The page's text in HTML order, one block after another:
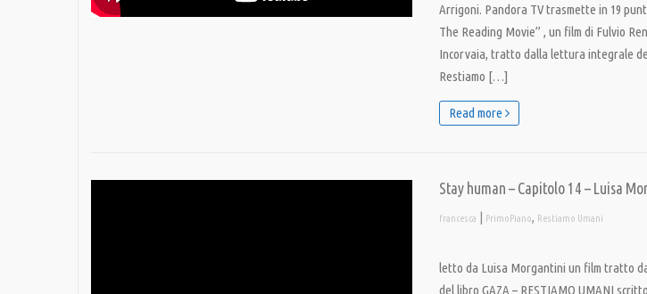
Arrigoni. Pandora TV trasmette in 19
The Reading Movie” , un film di Fulvio
Incorvaia, tratto dalla lettura integrale
Restiamo […]
Read more
Stay human – Capitolo 14 – Luisa
francesca | PrimoPiano, Restiamo Umani
letto da Luisa Morgantini un film tratto
del libro GAZA – RESTIAMO UMANI